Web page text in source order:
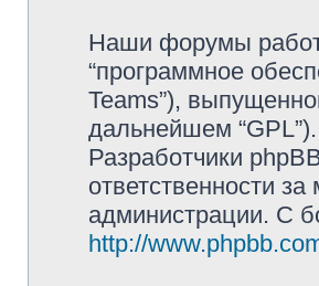
Наши форумы
“программное
Teams”),
дальнейшем
Разработчики
ответственности
администрации. С
http://